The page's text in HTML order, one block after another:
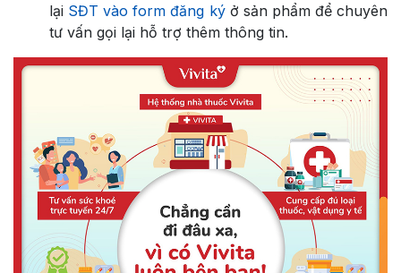
lại SĐT vào form đăng kýở sản phẩm để chuyên
tư vấn gọi lại hỗ trợ thêm thông tin.